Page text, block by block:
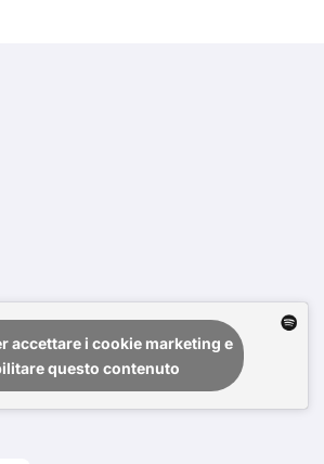
accettare i cookie marketing e
questo contenuto